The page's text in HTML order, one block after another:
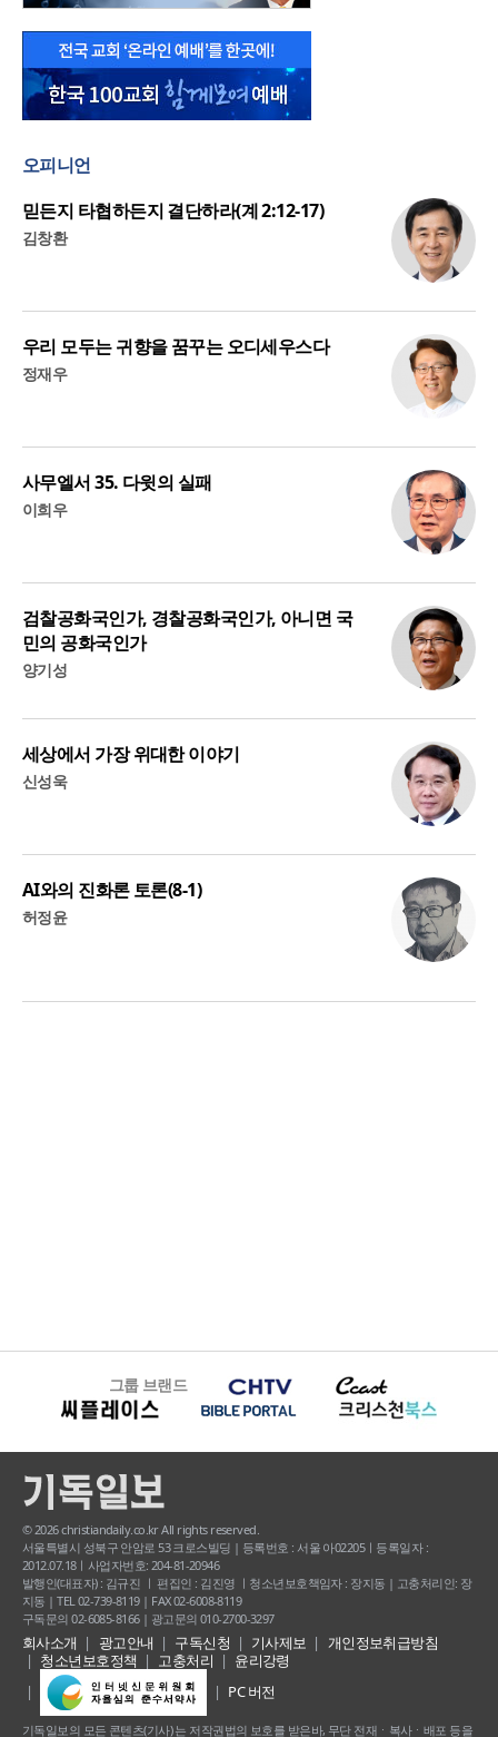
오피니언
믿든지 타협하든지 결단하라(계 2:12-17)
김창환
우리 모두는 귀향을 꿈꾸는 오디세우스다
정재우
사무엘서 35. 다윗의 실패
이희우
검찰공화국인가, 경찰공화국인가, 아니면 국
민의 공화국인가
양기성
세상에서 가장 위대한 이야기
신성욱
AI와의 진화론 토론(8-1)
허정윤
그룹 브랜드
© 2026 christiandaily.co.kr All rights reserved.
서울특별시 성북구 안암로 53 크로스빌딩 | 등록번호 : 서울 아02205ㅣ등록일자 :
2012.07.18ㅣ사업자번호: 204-81-20946
발행인(대표자) : 김규진 ㅣ 편집인 : 김진영 ㅣ청소년보호책임자 : 장지동 | 고충처리인: 장
지동 | TEL 02-739-8119 | FAX 02-6008-8119
구독문의 02-6085-8166 | 광고문의 010-2700-3297
회사소개 광고안내 구독신청 기사제보
개인정보취급방침
청소년보호정책
고충처리
윤리강령
PC 버전
기독일보의 모든 콘텐츠(기사) 는 저작권법의 보호를 받은바, 무단 전재ㆍ복사ㆍ배포 등을